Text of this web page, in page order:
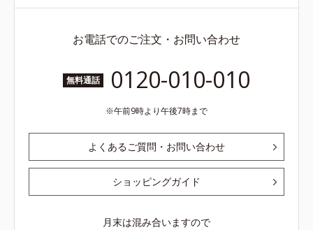
お電話でのご注文・お問い合わせ
無料通話 0120-010-010
午前9時より午後7時まで
よくあるご質問・お問い合わせ
ショッピングガイド
月末は混み合いますので